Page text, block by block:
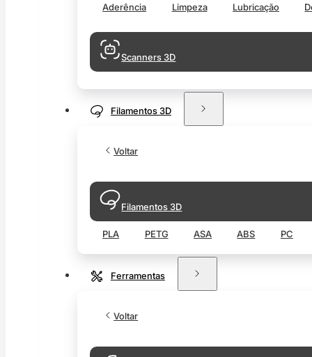
Aderência Limpeza Lubricação
Scanners 3D
Filamentos 3D
Voltar
Filamentos 3D
PLA PETG ASA ABS PC
Ferramentas
Voltar